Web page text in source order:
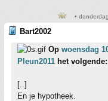
•
Bart2002
Op woensdag
Pleun2011 het volgende:
[..]
En je hypotheek.